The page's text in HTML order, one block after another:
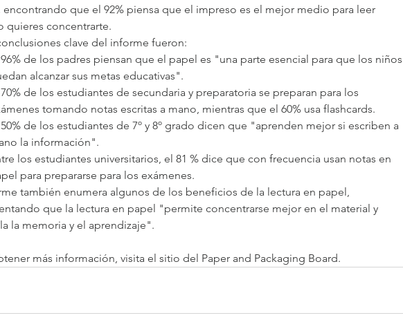
encontrando que el 92% piensa que el impreso es el mejor medio para leer
quieres concentrarte.
clave del informe fueron:
96% de los padres piensan que el papel es "una parte esencial para que los niños
alcanzar sus metas educativas".
70% de los estudiantes de secundaria y preparatoria se preparan para los
tomando notas escritas a mano, mientras que el 60% usa flashcards.
50% de los estudiantes de 7º y 8º grado dicen que "aprenden mejor si escriben a
la información".
los estudiantes universitarios, el 81 % dice que con frecuencia usan notas en
para prepararse para los exámenes.
también enumera algunos de los beneficios de la lectura en papel,
que la lectura en papel "permite concentrarse mejor en el material y
la memoria y el aprendizaje".
más información, visita el sitio del Paper and Packaging Board.